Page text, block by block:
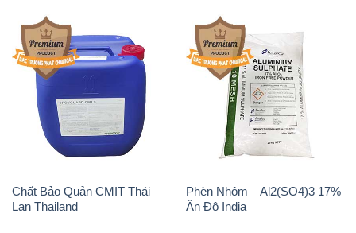
Chất Bảo Quản CMIT Thái
Lan Thailand
Phèn Nhôm – Al2(SO4)3 17%
Ấn Độ India